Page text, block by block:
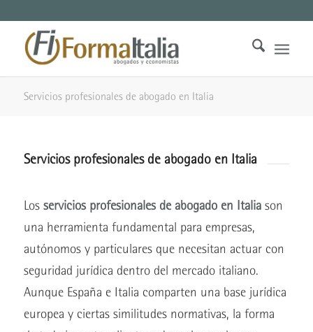
Servicios profesionales de abogado en Italia
Servicios profesionales de abogado en Italia
Los servicios profesionales de abogado en Italiason
una herramienta fundamental para empresas,
autónomos y particulares que necesitan actuar con
seguridad jurídica dentro del mercado italiano.
Aunque España e Italia comparten una base jurídica
europea y ciertas similitudes normativas, la forma